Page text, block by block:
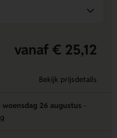
vanaf € 25,12
Bekijk prijsdetails
woensdag 26 augustus